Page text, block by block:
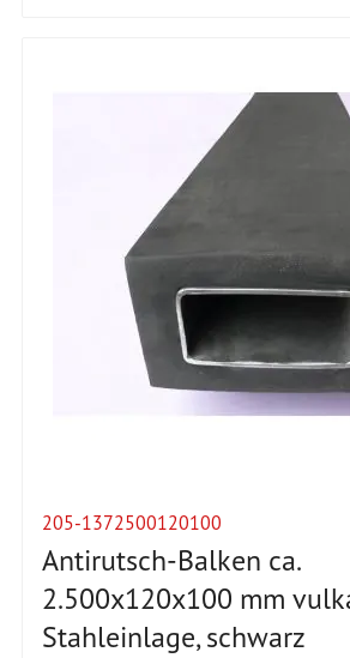
205-1372500120100
Antirutsch-Balken ca.
2.500x120x100 mm
Stahleinlage, schwarz